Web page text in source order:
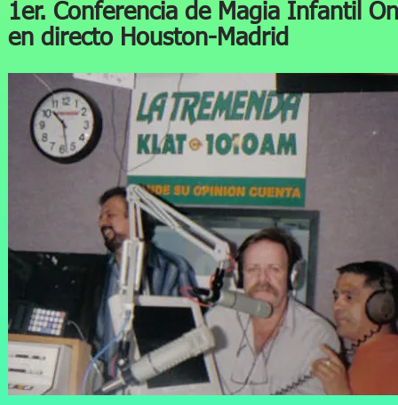
1er. Conferencia de Magia Infantil
en directo Houston-Madrid